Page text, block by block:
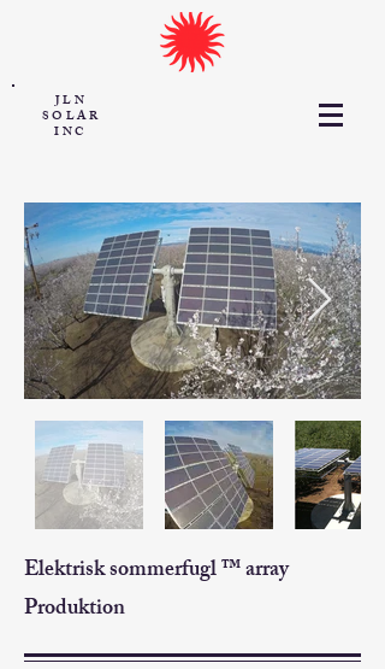
JLN
SOLAR
INC
Elektrisk sommerfugl ™ array
Produktion